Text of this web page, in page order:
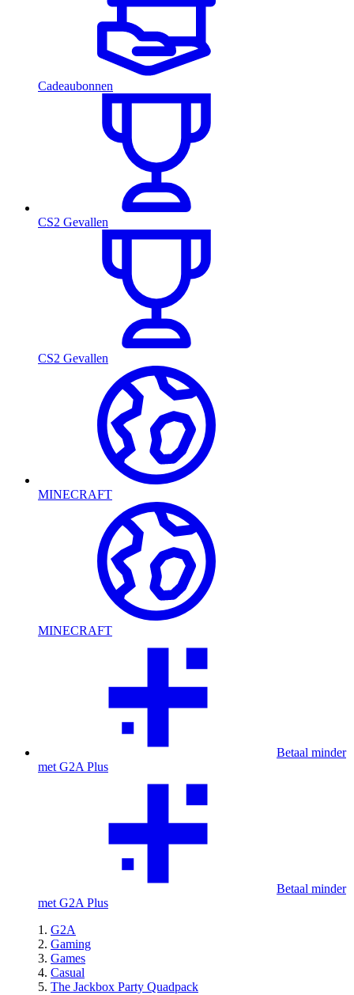
Cadeaubonnen
CS2 Gevallen
CS2 Gevallen
MINECRAFT
MINECRAFT
Betaal minder
met G2A Plus
Betaal minder
met G2A Plus
G2A
Gaming
Games
Casual
The Jackbox Party Quadpack